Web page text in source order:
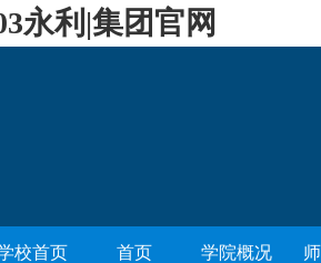
永利|集团官网
校首页 首页 学院概况